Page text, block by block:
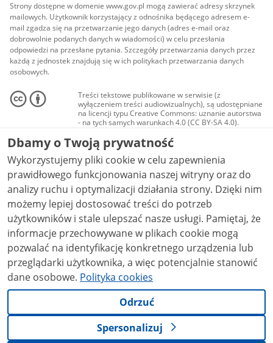
Strony dostępne w domenie www.gov.pl mogą zawierać adresy skrzynek
mailowych. Użytkownik korzystający z odnośnika będącego adresem e-
mail zgadza się na przetwarzanie jego danych (adres e-mail oraz
dobrowolnie podanych danych w wiadomości) w celu przesłania
odpowiedzi na przesłane pytania. Szczegóły przetwarzania danych przez
każdą z jednostek znajdują się w ich politykach przetwarzania danych
osobowych.
Treści tekstowe publikowane w serwisie (z
wyłączeniem treści audiowizualnych), są udostępniane
na licencji typu Creative Commons: uznanie autorstwa
- na tych samych warunkach 4.0 (CC BY-SA 4.0).
Materiały audiowizualne, w tym zdjęcia, materiały
audio i wideo, są udostępniane na licencji typu
Creative Commons: uznanie autorstwa użycie
niekomercyjne - bez utworów zależnych 4.0 (CC BY-
NC-ND 4.0), o ile nie jest to stwierdzone inaczej.
Dbamy o Twoją prywatność
Wykorzystujemy pliki cookie w celu zapewnienia
prawidłowego funkcjonowania naszej witryny oraz do
analizy ruchu i optymalizacji działania strony. Dzięki nim
możemy lepiej dostosować treści do potrzeb
użytkowników i stale ulepszać nasze usługi. Pamiętaj, że
informacje przechowywane w plikach cookie mogą
pozwalać na identyfikację konkretnego urządzenia lub
przeglądarki użytkownika, a więc potencjalnie stanowić
dane osobowe. Polityka cookies
Odrzuć
Spersonalizuj